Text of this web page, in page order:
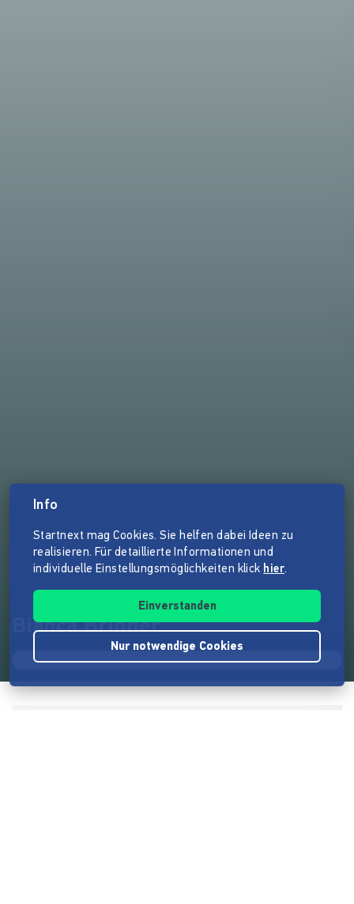
Bianca Brinner
Info
Startnext mag Cookies. Sie helfen dabei Ideen zu
realisieren. Für detaillierte Informationen und
individuelle Einstellungsmöglichkeiten klick hier.
Einverstanden
Nur notwendige Cookies